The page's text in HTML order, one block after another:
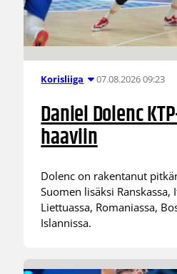
Korisliiga 07.08.2026 09:23
Daniel Dolenc
haaviin
Dolenc on rakentanut
Suomen lisäksi Ranskassa,
Liettuassa, Romaniassa,
Islannissa.